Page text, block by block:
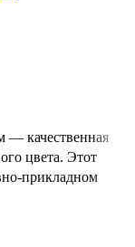
— качественная
цвета. Этот
прикладном